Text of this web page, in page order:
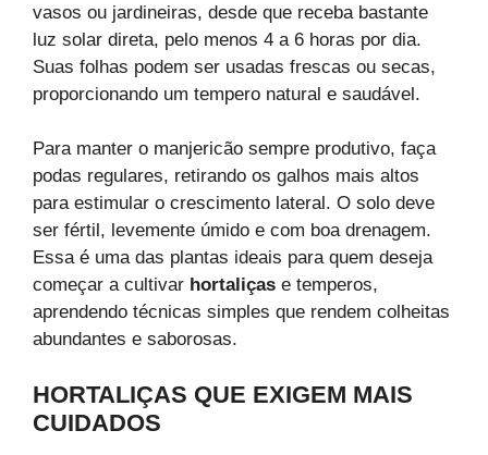
vasos ou jardineiras, desde que receba bastante
luz solar direta, pelo menos 4 a 6 horas por dia.
Suas folhas podem ser usadas frescas ou secas,
proporcionando um tempero natural e saudável.
Para manter o manjericão sempre produtivo, faça
podas regulares, retirando os galhos mais altos
para estimular o crescimento lateral. O solo deve
ser fértil, levemente úmido e com boa drenagem.
Essa é uma das plantas ideais para quem deseja
começar a cultivar hortaliças e temperos,
aprendendo técnicas simples que rendem colheitas
abundantes e saborosas.
HORTALIÇAS QUE EXIGEM MAIS
CUIDADOS